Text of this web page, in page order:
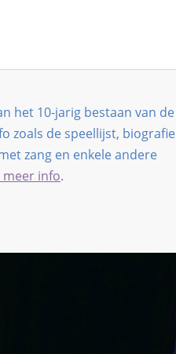
het 10-jarig bestaan van de
zoals de speellijst, biografie
zang en enkele andere
info.